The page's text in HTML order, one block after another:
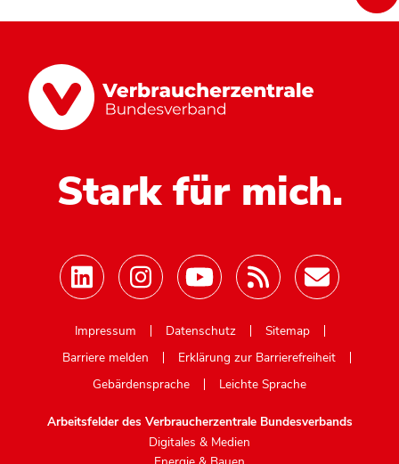
Stark für mich.
Impressum
Datenschutz
Sitemap
Barriere melden
Erklärung zur Barrierefreiheit
Gebärdensprache
Leichte Sprache
Arbeitsfelder des Verbraucherzentrale Bundesverbands
Digitales & Medien